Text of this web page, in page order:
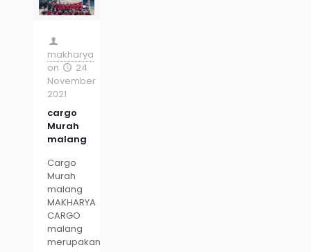
makharya
on
24
November
2021
cargo
Murah
malang
Cargo
Murah
malang
MAKHARYA
CARGO
malang
merupakan